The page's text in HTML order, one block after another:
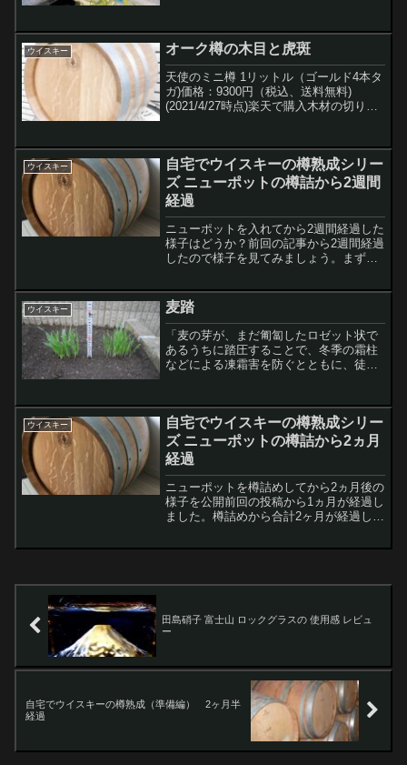
へ
...
ウイスキー オーク樽の木目と虎斑
天使のミニ樽 1リットル（ゴールド4本タ
ガ)価格：9300円（税込、送料無料)
(2021/4/27時点)楽天で購入木材の切り出
すいです。樽の材として使われるのは柾
目で...
ウイスキー
自宅でウイスキーの樽熟成シリー
ズ ニューポットの樽詰から2週間
経過
ニューポットを入れてから2週間経過した
様子はどうか？前回の記事から2週間経過
したので様子を見てみましょう。まずは
直驚きました。この樽自体は一度中身を
入れたことのある「ファーストフィル」
のようなものですが、...
ウイスキー 麦踏
「麦の芽が、まだ匍匐したロゼット状で
あるうちに踏圧することで、冬季の霜柱
などによる凍霜害を防ぐとともに、徒長
踏みによって成長後の倒伏を防ぐことが
でき、分糵茎（ぶんげつけ...
ウイスキー
自宅でウイスキーの樽熟成シリー
ズ ニューポットの樽詰から2ヵ月
経過
ニューポットを樽詰めしてから2ヵ月後の
様子を公開前回の投稿から1ヵ月が経過し
ました。樽詰めから合計2ヶ月が経過した
す。これまでの経過は過去の記事を読ん
田島硝子 富士山 ロックグラスの 使用感 レビュ
ー
自宅でウイスキーの樽熟成（準備編） 2ヶ月半
経過